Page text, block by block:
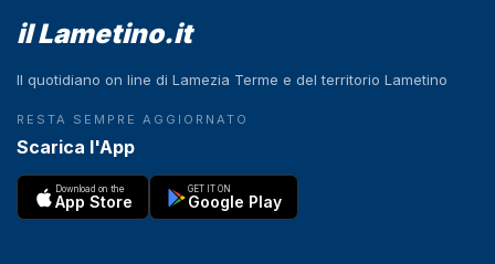
il Lametino.it
Il quotidiano on line di Lamezia Terme e del territorio Lametino
RESTA SEMPRE AGGIORNATO
Scarica l'App
Download on the
App Store
GET IT ON
Google Play